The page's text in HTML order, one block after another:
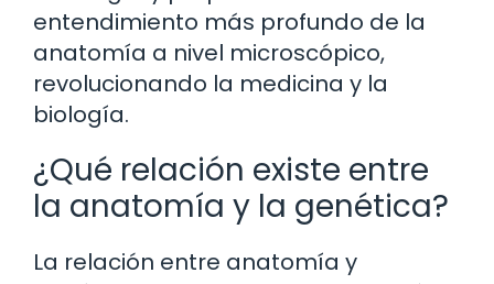
entendimiento más profundo de la
anatomía a nivel microscópico,
revolucionando la medicina y la
biología.
¿Qué relación existe entre
la anatomía y la genética?
La relación entre anatomía y